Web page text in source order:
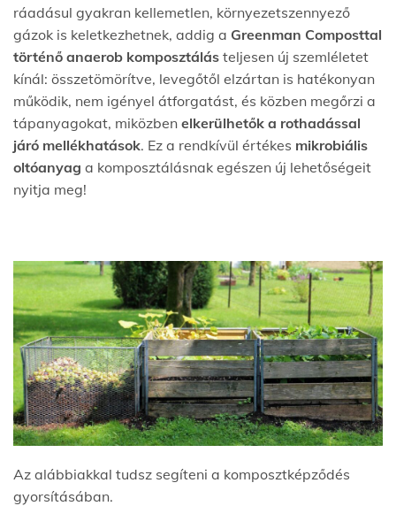
ráadásul gyakran kellemetlen, környezetszennyező
gázok is keletkezhetnek, addig a Greenman Composttal
történő anaerob komposztálás teljesen új szemléletet
kínál: összetömörítve, levegőtől elzártan is hatékonyan
működik, nem igényel átforgatást, és közben megőrzi a
tápanyagokat, miközben elkerülhetők a rothadással
járó mellékhatások. Ez a rendkívül értékes mikrobiális
oltóanyag a komposztálásnak egészen új lehetőségeit
nyitja meg!
Az alábbiakkal tudsz segíteni a komposztképződés
gyorsításában.